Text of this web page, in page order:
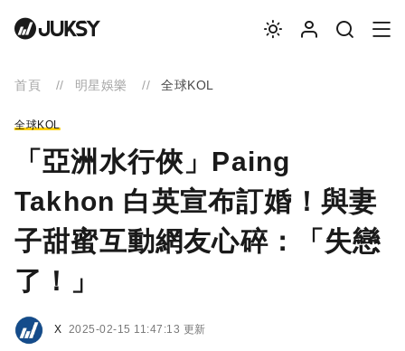
首頁 明星娛樂 全球KOL
全球KOL
「亞洲水行俠」Paing
Takhon 白英宣布訂婚！與妻
子甜蜜互動網友心碎：「失戀
了！」
X 2025-02-15 11:47:13 更新